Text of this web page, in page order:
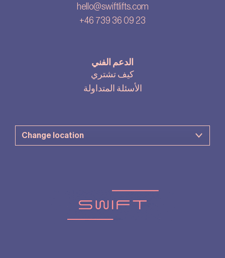
hello@swiftlifts.com
+46 739 36 09 23
الدعم الفني
كيف تشتري
الأسئلة المتداولة